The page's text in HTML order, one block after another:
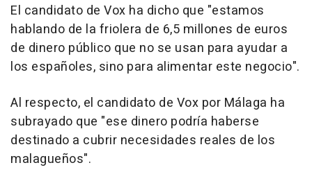
El candidato de Vox ha dicho que "estamos
hablando de la friolera de 6,5 millones de euros
de dinero público que no se usan para ayudar a
los españoles, sino para alimentar este negocio".
Al respecto, el candidato de Vox por Málaga ha
subrayado que "ese dinero podría haberse
destinado a cubrir necesidades reales de los
malagueños".